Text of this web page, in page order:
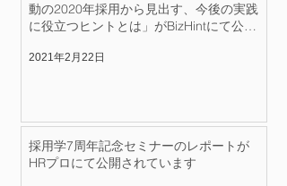
動の2020年採用から見出す、今後の実践
に役立つヒントとは」がBizHintにて公開
2021年2月22日
採用学7周年記念セミナーのレポートが
HRプロにて公開されています